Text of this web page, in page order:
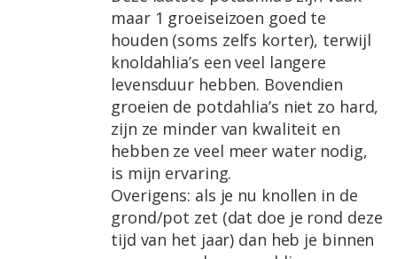
maar 1 groeiseizoen goed te
houden (soms zelfs korter), terwijl
knoldahlia’s een veel langere
levensduur hebben. Bovendien
groeien de potdahlia’s niet zo hard,
zijn ze minder van kwaliteit en
hebben ze veel meer water nodig,
is mijn ervaring.
Overigens: als je nu knollen in de
grond/pot zet (dat doe je rond deze
tijd van het jaar) dan heb je binnen